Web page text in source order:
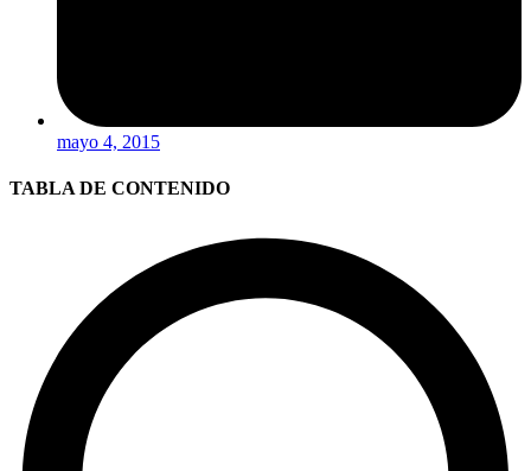
mayo 4, 2015
TABLA DE CONTENIDO